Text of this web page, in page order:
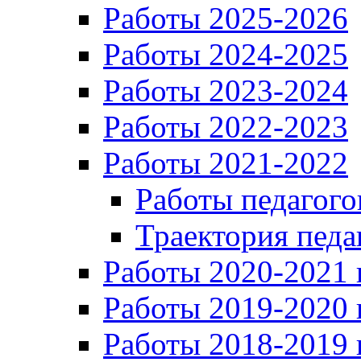
Работы 2025-2026
Работы 2024-2025
Работы 2023-2024
Работы 2022-2023
Работы 2021-2022
Работы
Траектория
Работы 2020-2021
Работы 2019-2020
Работы 2018-2019